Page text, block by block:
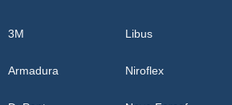
3M
Armadura
Libus
Niroflex